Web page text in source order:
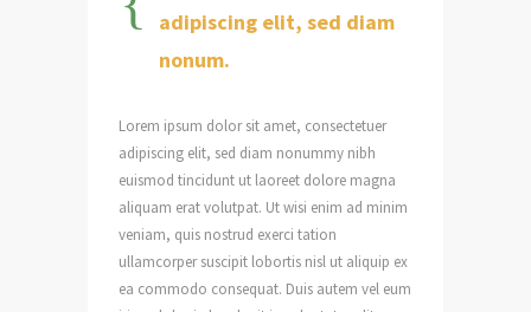
adipiscing elit, sed diam
nonum.
Lorem ipsum dolor sit amet, consectetuer
adipiscing elit, sed diam nonummy nibh
euismod tincidunt ut laoreet dolore magna
aliquam erat volutpat. Ut wisi enim ad minim
veniam, quis nostrud exerci tation
ullamcorper suscipit lobortis nisl ut aliquip ex
ea commodo consequat. Duis autem vel eum